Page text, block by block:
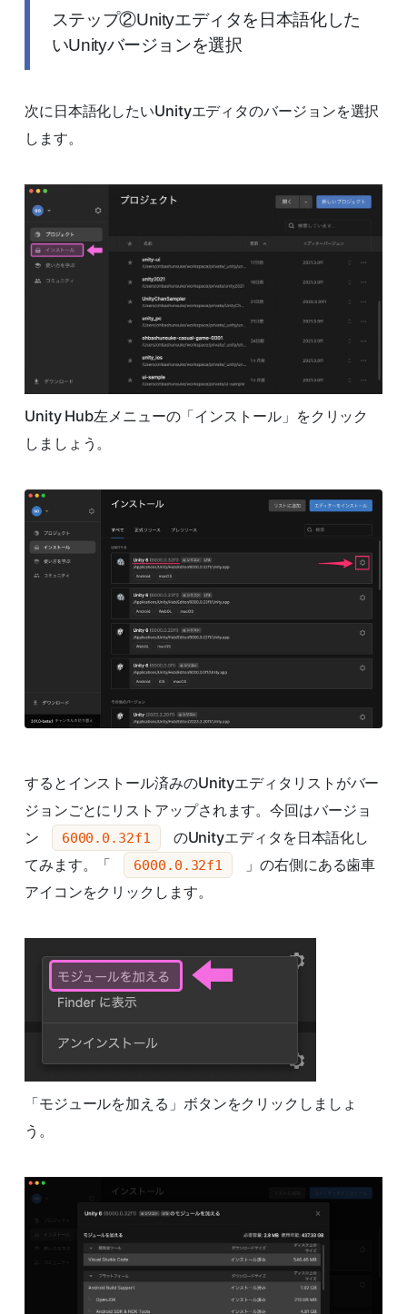
ステップ②Unityエディタを日本語化した
いUnityバージョンを選択
次に日本語化したいUnityエディタのバージョンを選択
します。
Unity Hub左メニューの「インストール」をクリック
しましょう。
するとインストール済みのUnityエディタリストがバー
ジョンごとにリストアップされます。今回はバージョ
ン
6000.0.32f1
のUnityエディタを日本語化し
てみます。「
6000.0.32f1
」の右側にある歯車
アイコンをクリックします。
「モジュールを加える」ボタンをクリックしましょ
う。